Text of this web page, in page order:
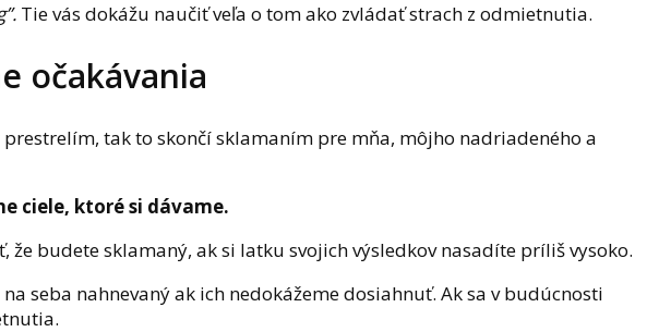
Tie vás dokážu naučiť veľa o tom ako zvládať strach z odmietnutia.
očakávania
tak to skončí sklamaním pre mňa, môjho nadriadeného a
ciele, ktoré si dávame.
budete sklamaný, ak si latku svojich výsledkov nasadíte príliš vysoko.
seba nahnevaný ak ich nedokážeme dosiahnuť. Ak sa v budúcnosti